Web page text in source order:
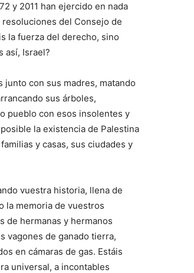
y 2011 han ejercido en nada
del Consejo de
la fuerza del derecho, sino
así, Israel?
con sus madres, matando
sus árboles,
pueblo con esos insolentes y
la existencia de Palestina
y casas, sus ciudades y
vuestra historia, llena de
la memoria de vuestros
de hermanas y hermanos
vagones de ganado tierra,
en cámaras de gas. Estáis
universal, a incontables